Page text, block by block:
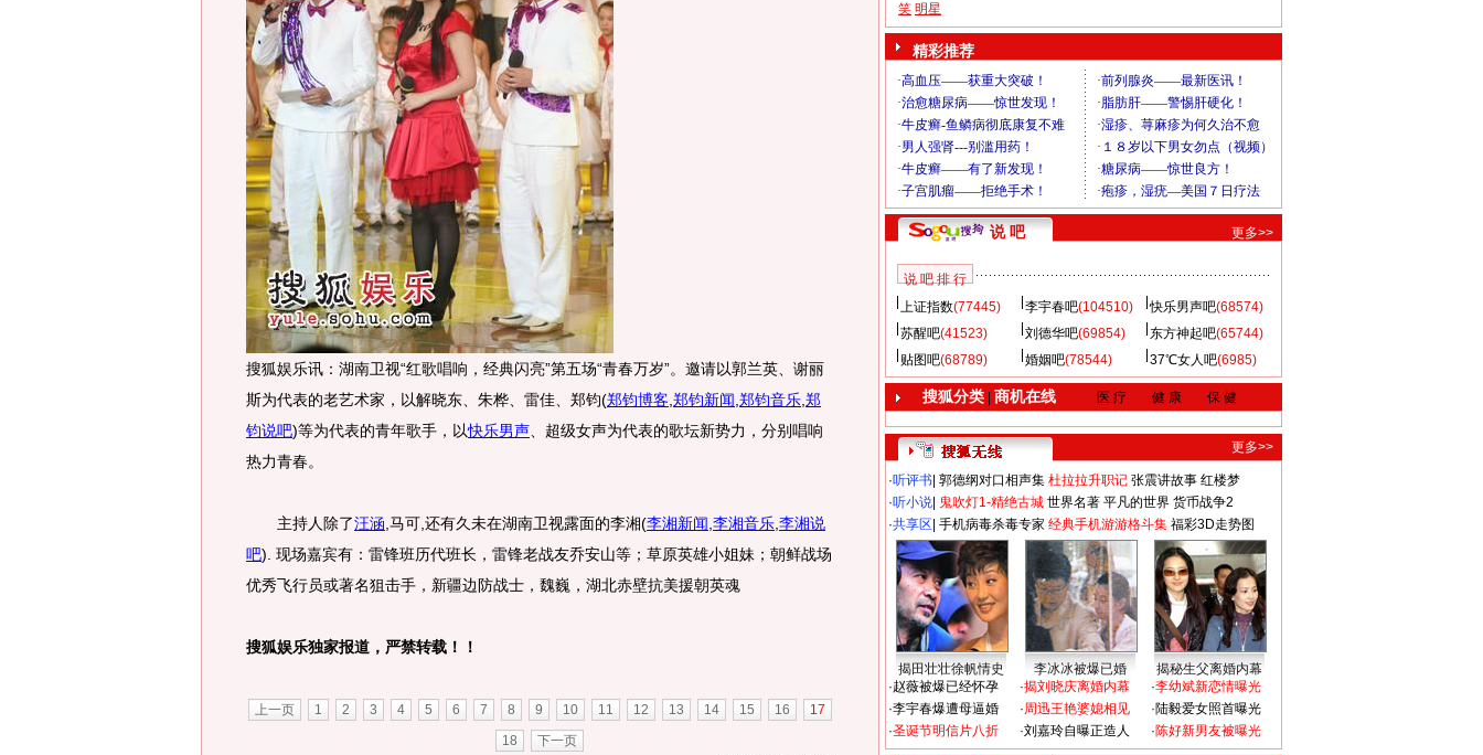
搜狐娱乐讯：湖南卫视“红歌唱响，经典闪亮”第五场“青春万岁”。邀请以郭兰英、谢丽
斯为代表的老艺术家，以解晓东、朱桦、雷佳、郑钧(郑钧博客 郑钧新闻 郑钧音乐 郑
钧说吧)等为代表的青年歌手，以快乐男声 、超级女声为代表的歌坛新势力，分别唱响
热力青春。
主持人除了汪涵 ,马可,还有久未在湖南卫视露面的李湘(李湘新闻 李湘音乐 李湘说
吧) . 现场嘉宾有：雷锋班历代班长，雷锋老战友乔安山等；草原英雄小姐妹；朝鲜战场
优秀飞行员或著名狙击手，新疆边防战士，魏巍，湖北赤壁抗美援朝英魂
搜狐娱乐独家报道，严禁转载！！
上一页 1 2 3 4 5 6 7 8 9 10 11 12 13 14 15 16
17
18
下一页
笑 明星
精彩推荐
说 吧 更多>>
说 吧 排 行
上证指数(77445) 李宇春吧(104510) 快乐男声吧(68574)
苏醒吧(41523) 刘德华吧(69854) 东方神起吧(65744)
贴图吧(68789) 婚姻吧(78544) 37℃女人吧(6985)
搜狐分类| 商机在线 医 疗 健 康 保 健
更多>>
·听评书 郭德纲对口相声集 杜拉拉升职记 张震讲故事 红楼梦
·听小说 鬼吹灯1-精绝古城 世界名著 平凡的世界 货币战争2
·共享区 手机病毒杀毒专家 经典手机游游格斗集 福彩3D走势图
揭田壮壮徐帆情史 李冰冰被爆已婚
揭秘生父离婚内幕
·赵薇被爆已经怀孕
·李宇春爆遭母逼婚
·圣诞节明信片八折
·揭刘晓庆离婚内幕
·周迅王艳婆媳相见
·刘嘉玲自曝正造人
·李幼斌新恋情曝光
·陆毅爱女照首曝光
·陈好新男友被曝光